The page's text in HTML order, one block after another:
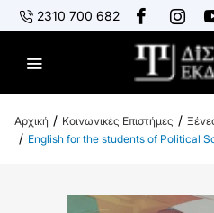
2310 700 682
o
Κοινωνικές Επιστήμες
English for the students of Political